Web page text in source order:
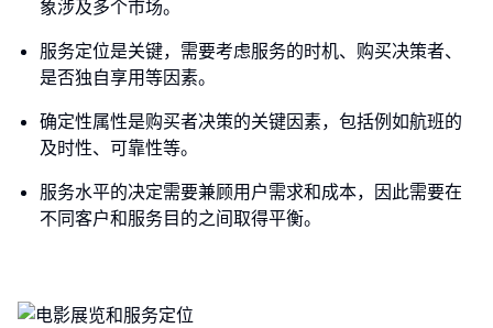
象涉及多个市场。
服务定位是关键，需要考虑服务的时机、购买决策者、
是否独自享用等因素。
确定性属性是购买者决策的关键因素，包括例如航班的
及时性、可靠性等。
服务水平的决定需要兼顾用户需求和成本，因此需要在
不同客户和服务目的之间取得平衡。